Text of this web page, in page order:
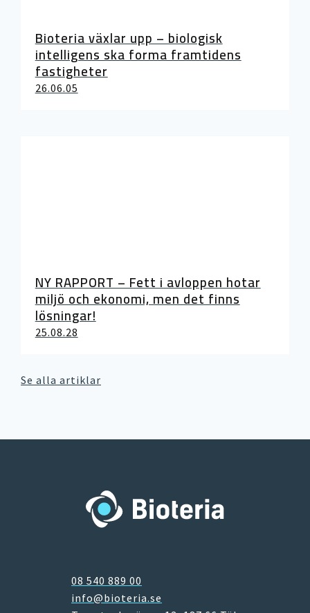
Bioteria växlar upp – biologisk
intelligens ska forma framtidens
fastigheter
26.06.05
NY RAPPORT – Fett i avloppen hotar
miljö och ekonomi, men det finns
lösningar!
25.08.28
Se alla artiklar
08 540 889 00
info@bioteria.se